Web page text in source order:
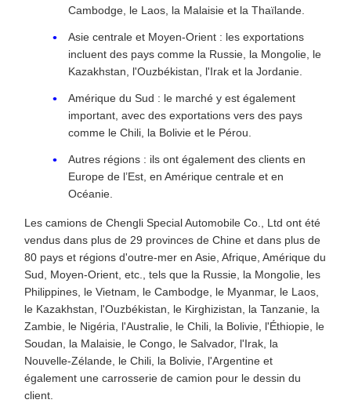
Cambodge, le Laos, la Malaisie et la Thaïlande.
Asie centrale et Moyen-Orient : les exportations
incluent des pays comme la Russie, la Mongolie, le
Kazakhstan, l'Ouzbékistan, l'Irak et la Jordanie.
Amérique du Sud : le marché y est également
important, avec des exportations vers des pays
comme le Chili, la Bolivie et le Pérou.
Autres régions : ils ont également des clients en
Europe de l’Est, en Amérique centrale et en
Océanie.
Les camions de Chengli Special Automobile Co., Ltd ont été
vendus dans plus de 29 provinces de Chine et dans plus de
80 pays et régions d'outre-mer en Asie, Afrique, Amérique du
Sud, Moyen-Orient, etc., tels que la Russie, la Mongolie, les
Philippines, le Vietnam, le Cambodge, le Myanmar, le Laos,
le Kazakhstan, l'Ouzbékistan, le Kirghizistan, la Tanzanie, la
Zambie, le Nigéria, l'Australie, le Chili, la Bolivie, l'Éthiopie, le
Soudan, la Malaisie, le Congo, le Salvador, l'Irak, la
Nouvelle-Zélande, le Chili, la Bolivie, l'Argentine et
également une carrosserie de camion pour le dessin du
client.